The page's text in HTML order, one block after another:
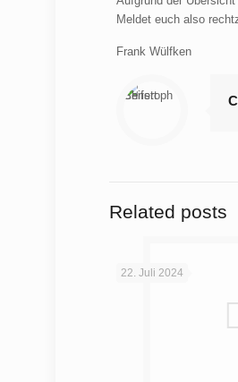
Meldet euch also
Frank Wülfken
Related posts
22. Juli 2024